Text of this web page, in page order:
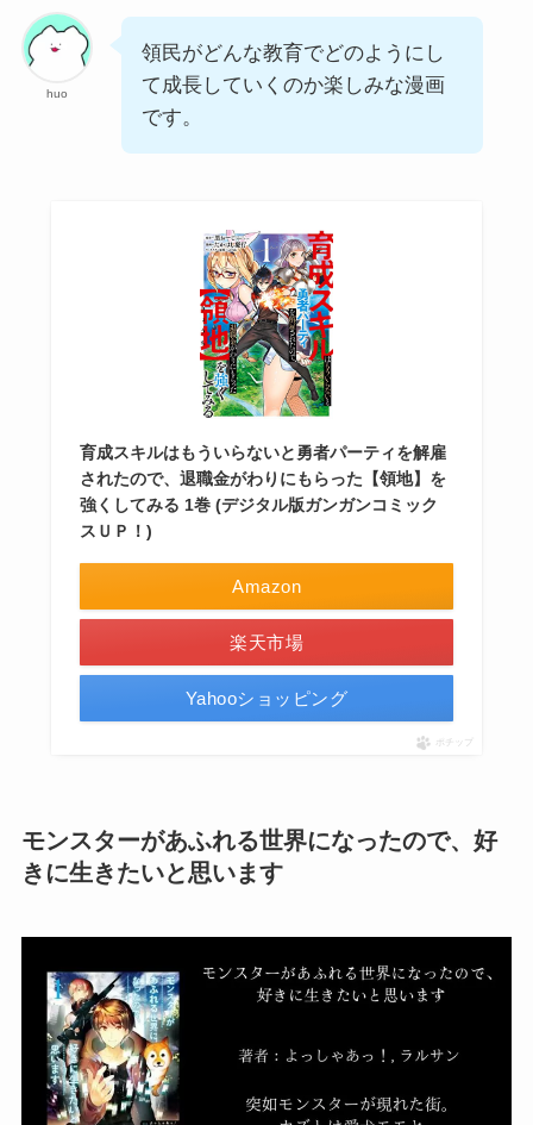
huo
領民がどんな教育でどのようにし
て成長していくのか楽しみな漫画
です。
育成スキルはもういらないと勇者パーティを解雇
されたので、退職金がわりにもらった【領地】を
強くしてみる 1巻 (デジタル版ガンガンコミック
スＵＰ！)
Amazon
楽天市場
Yahooショッピング
ポチップ
モンスターがあふれる世界になったので、好
きに生きたいと思います